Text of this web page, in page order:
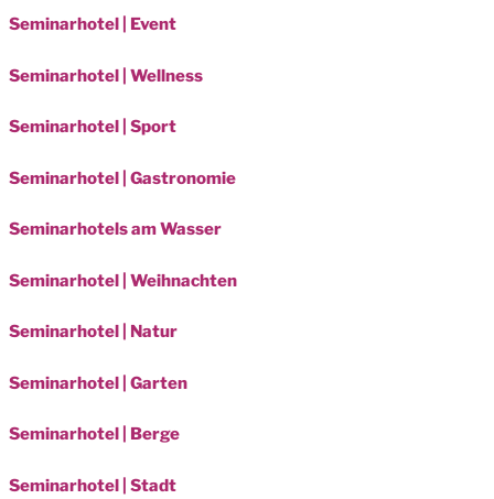
Seminarhotel | Event
Seminarhotel | Wellness
Seminarhotel | Sport
Seminarhotel | Gastronomie
Seminarhotels am Wasser
Seminarhotel | Weihnachten
Seminarhotel | Natur
Seminarhotel | Garten
Seminarhotel | Berge
Seminarhotel | Stadt